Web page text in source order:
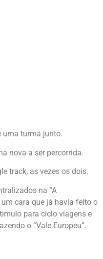
uma turma junto.
nova a ser percorrida.
track, as vezes os dois.
na “A
cara que já havia feito o
para ciclo viagens e
o “Vale Europeu”.